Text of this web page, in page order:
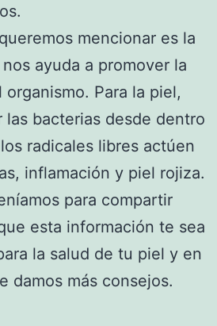
mencionar es la
ayuda a promover la
Para la piel,
las bacterias desde dentro
radicales libres actúen
inflamación y piel rojiza.
para compartir
esta información te sea
la salud de tu piel y en
damos más consejos.